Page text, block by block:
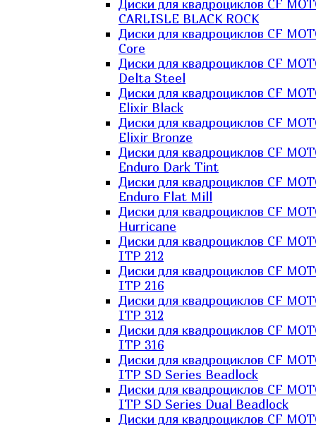
Диски для квадроциклов CF
CARLISLE BLACK ROCK
Диски для квадроциклов CF
Core
Диски для квадроциклов CF
Delta Steel
Диски для квадроциклов CF
Elixir Black
Диски для квадроциклов CF
Elixir Bronze
Диски для квадроциклов CF
Enduro Dark Tint
Диски для квадроциклов CF
Enduro Flat Mill
Диски для квадроциклов CF
Hurricane
Диски для квадроциклов CF
ITP 212
Диски для квадроциклов CF
ITP 216
Диски для квадроциклов CF
ITP 312
Диски для квадроциклов CF
ITP 316
Диски для квадроциклов CF
ITP SD Series Beadlock
Диски для квадроциклов CF
ITP SD Series Dual Beadlock
Диски для квадроциклов CF